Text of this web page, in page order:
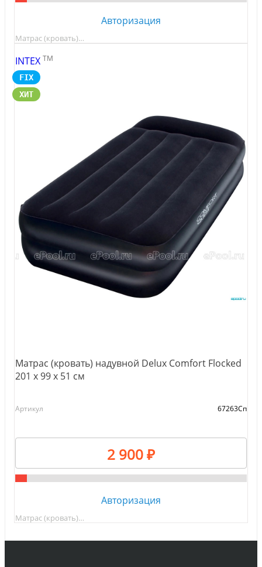
Авторизация
Матрас (кровать)…
INTEX TM
FIX
ХИТ
Матрас (кровать) надувной Delux Comfort Flocked
201 х 99 х 51 см
Артикул 67263Сп
2 900 ₽
Авторизация
Матрас (кровать)…